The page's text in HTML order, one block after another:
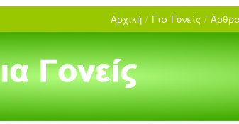
Αρχική / Για Γονείς /